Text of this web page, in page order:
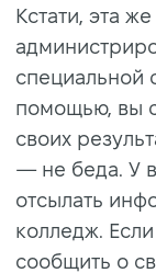
Кстати, эта
специальной
помощью, вы
своих
— не беда. У
отсылать
колледж.
сообщить о